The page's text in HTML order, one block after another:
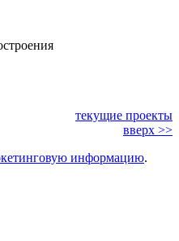
текущие проекты
вверх >>
информацию.